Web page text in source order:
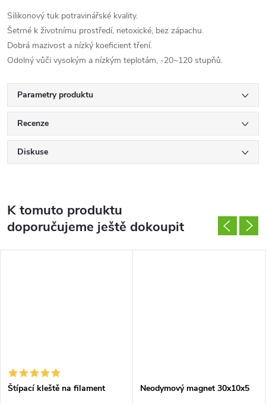
Silikonový tuk potravinářské kvality.
Šetrné k životnímu prostředí, netoxické, bez zápachu.
Dobrá mazivost a nízký koeficient tření.
Odolný vůči vysokým a nízkým teplotám, -20~120 stupňů.
Parametry produktu
Recenze
Diskuse
K tomuto produktu
doporučujeme ještě dokoupit
Štípací kleště na filament Neodymový magnet 30x10x5